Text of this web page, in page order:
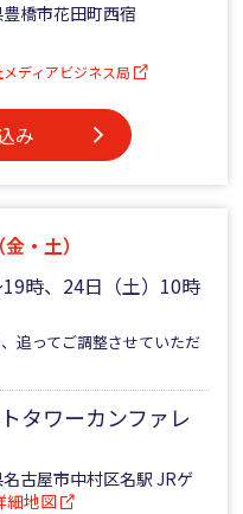
橋市花田町西宿
ディアビジネス局
み
・土）
時、24日（土）10時
追ってご調整させていただ
タワーカンファレ
古屋市中村区名駅 JRゲ
細地図